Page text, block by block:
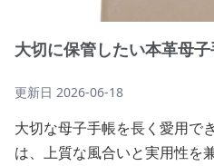
大切に保管したい本革母
更新日 2026-06-18
大切な母子手帳を長く愛用で
は、上質な風合いと実用性を